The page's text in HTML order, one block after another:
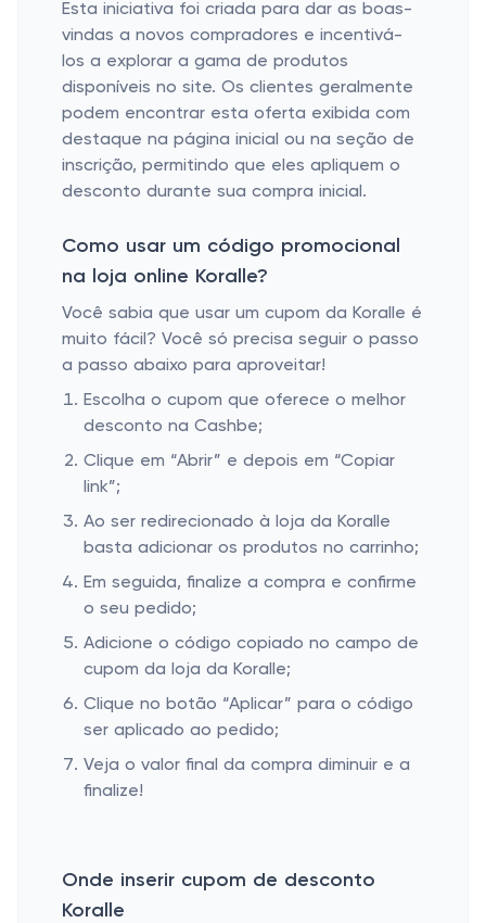
Esta iniciativa foi criada para dar as boas-
vindas a novos compradores e incentivá-
los a explorar a gama de produtos
disponíveis no site. Os clientes geralmente
podem encontrar esta oferta exibida com
destaque na página inicial ou na seção de
inscrição, permitindo que eles apliquem o
desconto durante sua compra inicial.
Como usar um código promocional
na loja online Koralle?
Você sabia que usar um cupom da Koralle é
muito fácil? Você só precisa seguir o passo
a passo abaixo para aproveitar!
Escolha o cupom que oferece o melhor
desconto na Cashbe;
Clique em “Abrir” e depois em “Copiar
link”;
Ao ser redirecionado à loja da Koralle
basta adicionar os produtos no carrinho;
Em seguida, finalize a compra e confirme
o seu pedido;
Adicione o código copiado no campo de
cupom da loja da Koralle;
Clique no botão “Aplicar” para o código
ser aplicado ao pedido;
Veja o valor final da compra diminuir e a
finalize!
Onde inserir cupom de desconto
Koralle